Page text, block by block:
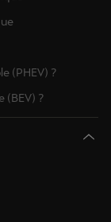
(PHEV) ?
(BEV) ?